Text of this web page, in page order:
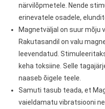
närvilõpmetele. Nende
erinevatele osadele,
Magnetväljal on suur mõju
Rakutasandil on valu
leevendatud.
keha toksiine. Selle
naaseb õigele teele.
Samuti tasub teada, et
vaieldamatu vibratsiooni